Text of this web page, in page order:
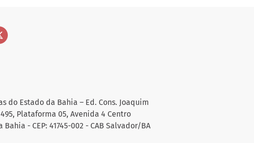
do Estado da Bahia – Ed. Cons. Joaquim
Plataforma 05, Avenida 4 Centro
- CEP: 41745-002 - CAB Salvador/BA